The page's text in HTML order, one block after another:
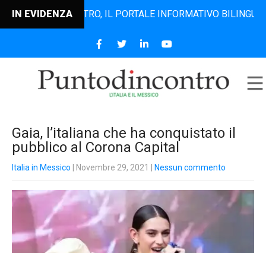
IN EVIDENZA IL PORTALE INFORMATIVO BILINGUE
Gaia, l’italiana che ha conquistato il
pubblico al Corona Capital
Italia in Messico | Novembre 29, 2021 Nessun commento